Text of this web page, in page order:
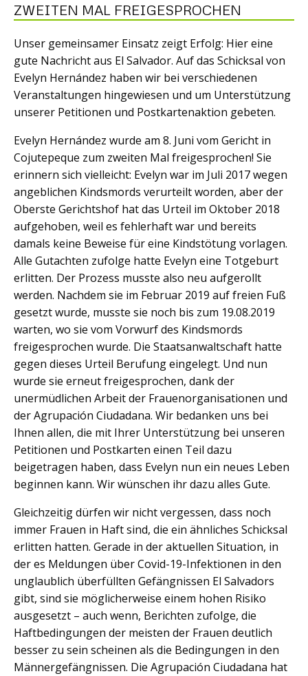
ZWEITEN MAL FREIGESPROCHEN
Unser gemeinsamer Einsatz zeigt Erfolg: Hier eine
gute Nachricht aus El Salvador. Auf das Schicksal von
Evelyn Hernández haben wir bei verschiedenen
Veranstaltungen hingewiesen und um Unterstützung
unserer Petitionen und Postkartenaktion gebeten.
Evelyn Hernández wurde am 8. Juni vom Gericht in
Cojutepeque zum zweiten Mal freigesprochen! Sie
erinnern sich vielleicht: Evelyn war im Juli 2017 wegen
angeblichen Kindsmords verurteilt worden, aber der
Oberste Gerichtshof hat das Urteil im Oktober 2018
aufgehoben, weil es fehlerhaft war und bereits
damals keine Beweise für eine Kindstötung vorlagen.
Alle Gutachten zufolge hatte Evelyn eine Totgeburt
erlitten. Der Prozess musste also neu aufgerollt
werden. Nachdem sie im Februar 2019 auf freien Fuß
gesetzt wurde, musste sie noch bis zum 19.08.2019
warten, wo sie vom Vorwurf des Kindsmords
freigesprochen wurde. Die Staatsanwaltschaft hatte
gegen dieses Urteil Berufung eingelegt. Und nun
wurde sie erneut freigesprochen, dank der
unermüdlichen Arbeit der Frauenorganisationen und
der Agrupación Ciudadana. Wir bedanken uns bei
Ihnen allen, die mit Ihrer Unterstützung bei unseren
Petitionen und Postkarten einen Teil dazu
beigetragen haben, dass Evelyn nun ein neues Leben
beginnen kann. Wir wünschen ihr dazu alles Gute.
Gleichzeitig dürfen wir nicht vergessen, dass noch
immer Frauen in Haft sind, die ein ähnliches Schicksal
erlitten hatten. Gerade in der aktuellen Situation, in
der es Meldungen über Covid-19-Infektionen in den
unglaublich überfüllten Gefängnissen El Salvadors
gibt, sind sie möglicherweise einem hohen Risiko
ausgesetzt – auch wenn, Berichten zufolge, die
Haftbedingungen der meisten der Frauen deutlich
besser zu sein scheinen als die Bedingungen in den
Männergefängnissen. Die Agrupación Ciudadana hat